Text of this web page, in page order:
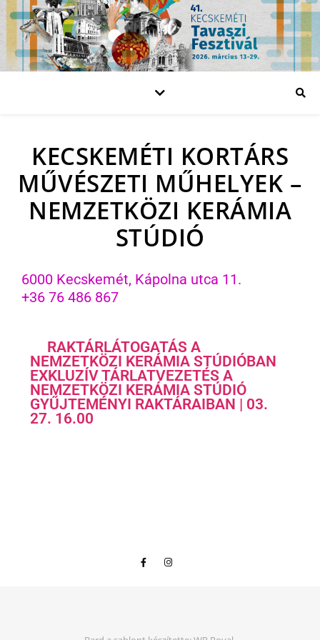
KECSKEMÉTI KORTÁRS
MŰVÉSZETI MŰHELYEK –
NEMZETKÖZI KERÁMIA
STÚDIÓ
6000 Kecskemét, Kápolna utca 11.
+36 76 486 867
RAKTÁRLÁTOGATÁS A
NEMZETKÖZI KERÁMIA STÚDIÓBAN
EXKLUZÍV TÁRLATVEZETÉS A
NEMZETKÖZI KERÁMIA STÚDIÓ
GYŰJTEMÉNYI RAKTÁRAIBAN | 03.
27. 16.00